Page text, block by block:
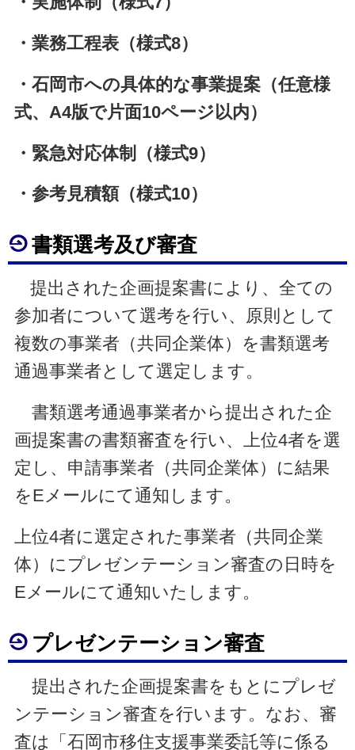
・業務工程表（様式8）
・石岡市への具体的な事業提案（任意様
式、A4版で片面10ページ以内）
・緊急対応体制（様式9）
・参考見積額（様式10）
書類選考及び審査
提出された企画提案書により、全ての
参加者について選考を行い、原則として
複数の事業者（共同企業体）を書類選考
通過事業者として選定します。
書類選考通過事業者から提出された企
画提案書の書類審査を行い、上位4者を選
定し、申請事業者（共同企業体）に結果
をEメールにて通知します。
上位4者に選定された事業者（共同企業
体）にプレゼンテーション審査の日時を
Eメールにて通知いたします。
プレゼンテーション審査
提出された企画提案書をもとにプレゼ
ンテーション審査を行います。なお、審
査は「石岡市移住支援事業委託等に係る